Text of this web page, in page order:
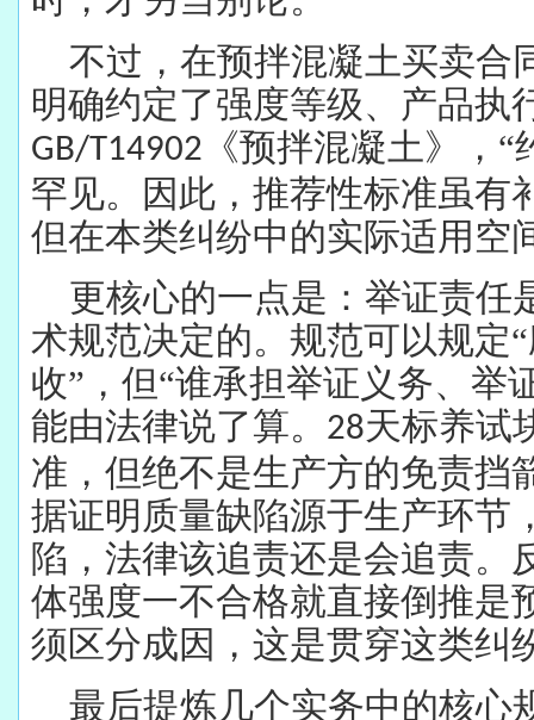
不过，在预拌混凝土买卖合
明确约定了强度等级、产品执
GB/T14902 《预拌混凝土》，
罕见。因此，推荐性标准虽有
但在本类纠纷中的实际适用空
更核心的一点是：举证责任
术规范决定的。规范可以规定
收”，但“谁承担举证义务、举
能由法律说了算。 28天标养试
准，但绝不是生产方的免责
据证明质量缺陷源于生产环节
陷，法律该追责还是会追责。
体强度一不合格就直接倒推是
须区分成因，这是贯穿这类纠
最后提炼几个实务中的核心